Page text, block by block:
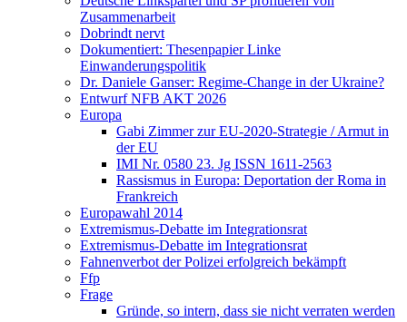
Zusammenarbeit
Dobrindt nervt
Dokumentiert: Thesenpapier Linke
Einwanderungspolitik
Dr. Daniele Ganser: Regime-Change in der Ukraine?
Entwurf NFB AKT 2026
Europa
Gabi Zimmer zur EU-2020-Strategie / Armut in
der EU
IMI Nr. 0580 23. Jg ISSN 1611-2563
Rassismus in Europa: Deportation der Roma in
Frankreich
Europawahl 2014
Extremismus-Debatte im Integrationsrat
Extremismus-Debatte im Integrationsrat
Fahnenverbot der Polizei erfolgreich bekämpft
Ffp
Frage
Gründe, so intern, dass sie nicht verraten werden